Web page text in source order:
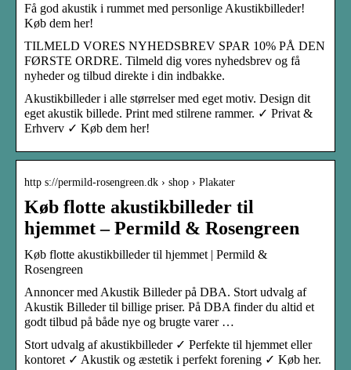
Få god akustik i rummet med personlige Akustikbilleder!
Køb dem her!
TILMELD VORES NYHEDSBREV SPAR 10% PÅ DEN
FØRSTE ORDRE. Tilmeld dig vores nyhedsbrev og få
nyheder og tilbud direkte i din indbakke.
Akustikbilleder i alle størrelser med eget motiv. Design dit
eget akustik billede. Print med stilrene rammer. ✓ Privat &
Erhverv ✓ Køb dem her!
http s://permild-rosengreen.dk › shop › Plakater
Køb flotte akustikbilleder til
hjemmet – Permild & Rosengreen
Køb flotte akustikbilleder til hjemmet | Permild &
Rosengreen
Annoncer med Akustik Billeder på DBA. Stort udvalg af
Akustik Billeder til billige priser. På DBA finder du altid et
godt tilbud på både nye og brugte varer …
Stort udvalg af akustikbilleder ✓ Perfekte til hjemmet eller
kontoret ✓ Akustik og æstetik i perfekt forening ✓ Køb her.